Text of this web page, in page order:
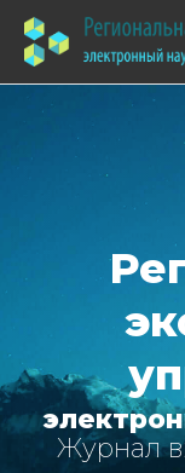
содержимому
Журнал